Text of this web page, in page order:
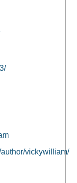
vickywilliam/